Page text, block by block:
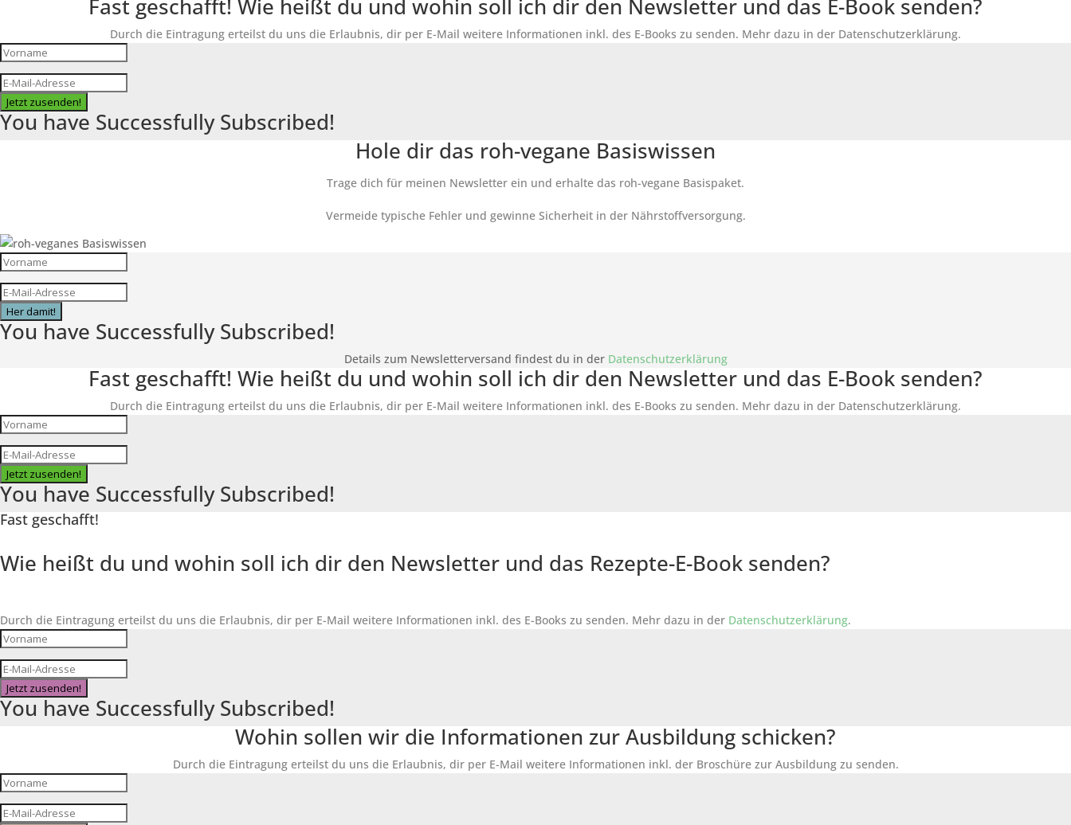
Fast geschafft! Wie heißt du und wohin soll ich dir den Newsletter und das E-Book senden?
Durch die Eintragung erteilst du uns die Erlaubnis, dir per E-Mail weitere Informationen inkl. des E-Books zu senden. Mehr dazu in der Datenschutzerklärung.
Jetzt zusenden!
You have Successfully Subscribed!
Hole dir das roh-vegane Basiswissen
Trage dich für meinen Newsletter ein und erhalte das roh-vegane Basispaket.
Vermeide typische Fehler und gewinne Sicherheit in der Nährstoffversorgung.
Her damit!
You have Successfully Subscribed!
Details zum Newsletterversand findest du in der Datenschutzerklärung
Fast geschafft! Wie heißt du und wohin soll ich dir den Newsletter und das E-Book senden?
Durch die Eintragung erteilst du uns die Erlaubnis, dir per E-Mail weitere Informationen inkl. des E-Books zu senden. Mehr dazu in der Datenschutzerklärung.
Jetzt zusenden!
You have Successfully Subscribed!
Fast geschafft!
Wie heißt du und wohin soll ich dir den Newsletter und das Rezepte-E-Book senden?
Durch die Eintragung erteilst du uns die Erlaubnis, dir per E-Mail weitere Informationen inkl. des E-Books zu senden. Mehr dazu in der Datenschutzerklärung.
Jetzt zusenden!
You have Successfully Subscribed!
Wohin sollen wir die Informationen zur Ausbildung schicken?
Durch die Eintragung erteilst du uns die Erlaubnis, dir per E-Mail weitere Informationen inkl. der Broschüre zur Ausbildung zu senden.